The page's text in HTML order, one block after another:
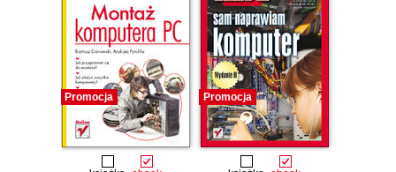
Promocja Promocja